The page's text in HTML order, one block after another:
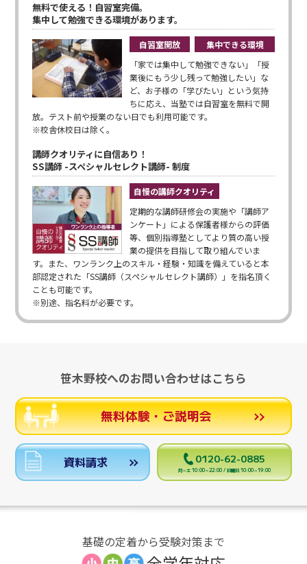
無料で使える！自習室完備。
集中して勉強できる環境があります。
自習室開放
集中できる環境
「家では集中して勉強できない」「授
業後にもう少し残って勉強したい」な
ど、お子様の「学びたい」という気持
ちに応え、当塾では自習室を無料で開
放。テスト前や授業のない日でも利用可能です。
※校舎休校日は除く。
講師クオリティに自信あり！
SS講師 -スペシャルセレクト講師- 制度
自慢の講師クオリティ
定期的な講師研修会の実施や「講師ア
ンケート」による保護者様からの評価
等、個別指導塾としてより質の高い授
業の提供を目指して取り組んでいま
す。また、ワンランク上のスキル・経験・知識を備えていると本
部認定された「SS講師（スペシャルセレクト講師）」を指名頂く
ことも可能です。
※別途、指名料が必要です。
笹木野校へのお問い合わせはこちら
無料体験・ご説明会
資料請求 0120-62-0885
月～土 10:00～22:00 / 日曜日 10:00～19:00
基礎の定着から受験対策まで